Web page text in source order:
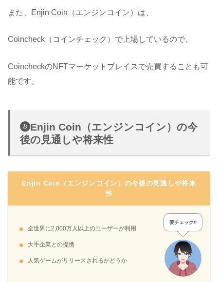
また、Enjin Coin（エンジンコイン）は、
Coincheck（コインチェック）で上場しているので、
CoincheckのNFTマーケットプレイスで売買することも可
能です。
Enjin Coin（エンジンコイン）の今
後の見通しや将来性
Enjin Coin（エンジンコイン）の今後の見通しや将来
性
全世界に2,000万人以上のユーザーが利用
大手企業との提携
人気ゲームがリリースされるかどうか
要チェック!!